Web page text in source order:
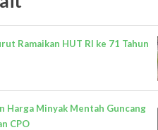
Ramaikan HUT RI ke 71 Tahun
Harga Minyak Mentah Guncang
CPO